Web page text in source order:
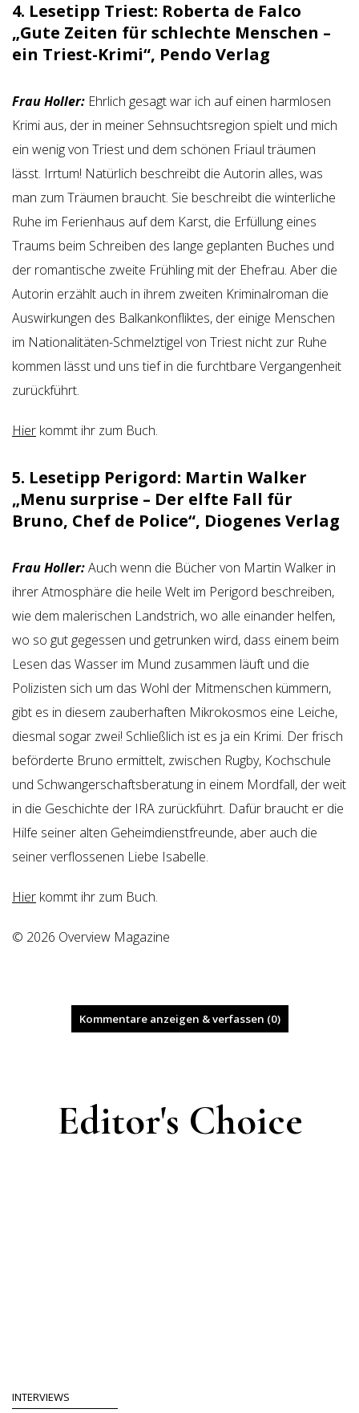
4. Lesetipp Triest: Roberta de Falco
„Gute Zeiten für schlechte Menschen –
ein Triest-Krimi“, Pendo Verlag
Frau Holler: Ehrlich gesagt war ich auf einen harmlosen
Krimi aus, der in meiner Sehnsuchtsregion spielt und mich
ein wenig von Triest und dem schönen Friaul träumen
lässt. Irrtum! Natürlich beschreibt die Autorin alles, was
man zum Träumen braucht. Sie beschreibt die winterliche
Ruhe im Ferienhaus auf dem Karst, die Erfüllung eines
Traums beim Schreiben des lange geplanten Buches und
der romantische zweite Frühling mit der Ehefrau. Aber die
Autorin erzählt auch in ihrem zweiten Kriminalroman die
Auswirkungen des Balkankonfliktes, der einige Menschen
im Nationalitäten-Schmelztigel von Triest nicht zur Ruhe
kommen lässt und uns tief in die furchtbare Vergangenheit
zurückführt.
Hier kommt ihr zum Buch.
5. Lesetipp Perigord: Martin Walker
„Menu surprise – Der elfte Fall für
Bruno, Chef de Police“, Diogenes Verlag
Frau Holler:Auch wenn die Bücher von Martin Walker in
ihrer Atmosphäre die heile Welt im Perigord beschreiben,
wie dem malerischen Landstrich, wo alle einander helfen,
wo so gut gegessen und getrunken wird, dass einem beim
Lesen das Wasser im Mund zusammen läuft und die
Polizisten sich um das Wohl der Mitmenschen kümmern,
gibt es in diesem zauberhaften Mikrokosmos eine Leiche,
diesmal sogar zwei! Schließlich ist es ja ein Krimi. Der frisch
beförderte Bruno ermittelt, zwischen Rugby, Kochschule
und Schwangerschaftsberatung in einem Mordfall, der weit
in die Geschichte der IRA zurückführt. Dafür braucht er die
Hilfe seiner alten Geheimdienstfreunde, aber auch die
seiner verflossenen Liebe Isabelle.
Hier kommt ihr zum Buch.
© 2026 Overview Magazine
Kommentare anzeigen & verfassen (0)
Editor's Choice
INTERVIEWS